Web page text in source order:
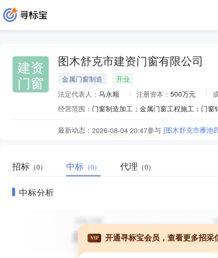
建资
门窗
图木舒克市建资门窗有限公司
金属门窗制造
开业
法定代表人： 马永顺 注册资本： 500万元
经营范围：
最新动态： 2026-08-04 20:47参与 [图木舒克市雁池
招标 （0） 中标 （0） 代理 （0）
中标分析
VIP 开通寻标宝会员，查看更多招采